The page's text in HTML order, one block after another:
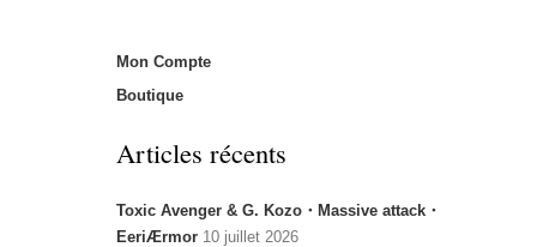
Mon Compte
Boutique
Articles récents
Toxic Avenger & G. Kozo・Massive attack・
EeriÆrmor 10 juillet 2026